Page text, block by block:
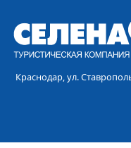
Краснодар, ул.